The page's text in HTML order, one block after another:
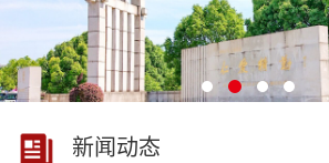
新闻动态